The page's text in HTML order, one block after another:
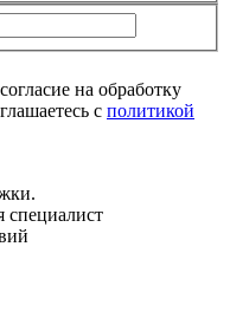
на обработку
с политикой
специалист